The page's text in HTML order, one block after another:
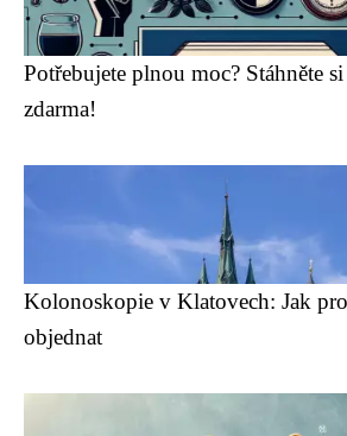
Potřebujete plnou moc? Stáhněte
zdarma!
Kolonoskopie v Klatovech: Jak
objednat